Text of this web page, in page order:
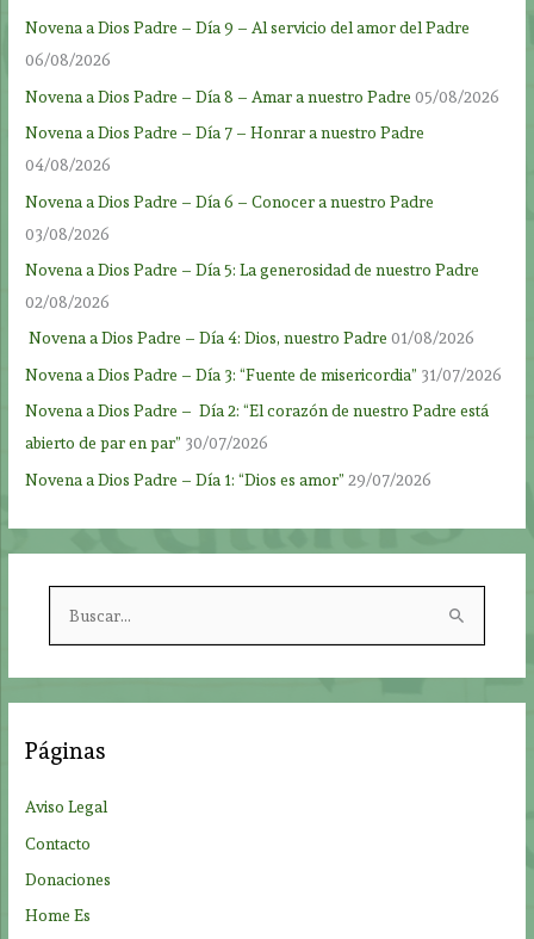
Novena a Dios Padre – Día 9 – Al servicio del amor del Padre
06/08/2026
Novena a Dios Padre – Día 8 – Amar a nuestro Padre 05/08/2026
Novena a Dios Padre – Día 7 – Honrar a nuestro Padre
04/08/2026
Novena a Dios Padre – Día 6 – Conocer a nuestro Padre
03/08/2026
Novena a Dios Padre – Día 5: La generosidad de nuestro Padre
02/08/2026
Novena a Dios Padre – Día 4: Dios, nuestro Padre 01/08/2026
Novena a Dios Padre – Día 3: “Fuente de misericordia” 31/07/2026
Novena a Dios Padre – Día 2: “El corazón de nuestro Padre está
abierto de par en par” 30/07/2026
Novena a Dios Padre – Día 1: “Dios es amor” 29/07/2026
r
:
Páginas
Aviso Legal
Contacto
Donaciones
Home Es